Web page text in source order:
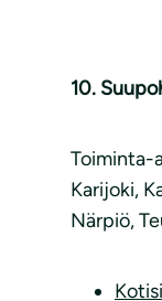
10.
Toiminta-
Karijoki,
Närpiö,